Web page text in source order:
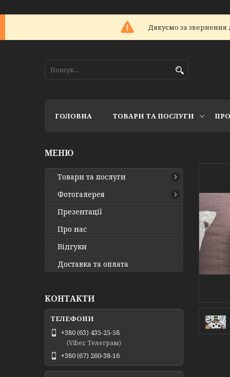
Дякуємо за
ГОЛОВНА ТОВАРИ ТА ПОСЛУГИ
Товари та послуги
Фотогалерея
Презентації
Про нас
Відгуки
Доставка та оплата
КОНТАКТИ
+380 (63) 435-25-58
(Viber, Телеграм)
+380 (67) 260-38-16